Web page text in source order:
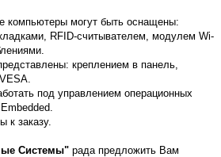
могут быть оснащены:
RFID-считывателем, модулем Wi-
креплением в панель,
под управлением операционных
заказу.
Системы" рада предложить Вам